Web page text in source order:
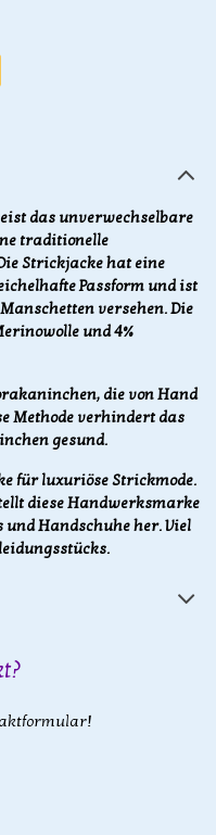
das unverwechselbare
traditionelle
Strickjacke hat eine
Passform und ist
versehen. Die
und 4%
die von Hand
Methode verhindert das
gesund.
für luxuriöse Strickmode.
diese Handwerksmarke
und Handschuhe her. Viel